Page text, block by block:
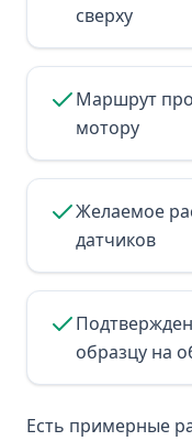
сверху
Маршрут
мотору
Желаемое
датчиков
образцу на
Есть примерные